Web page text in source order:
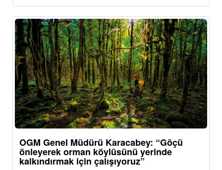
OGM Genel Müdürü Karacabey: “Göçü
önleyerek orman köylüsünü yerinde
kalkındırmak için çalışıyoruz”